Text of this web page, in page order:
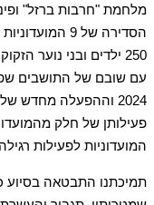
מלחמת "חרבות ברזל"
הסדירה של 9
250 ילדים ובני נוער
עם שובם של התושבים
2024 וההפעלה
המועדוניות לפעילות רגילה ובהן
תמיכתנו התבטאה בסיוע